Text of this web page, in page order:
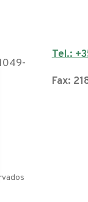
Tel.:
Fax: